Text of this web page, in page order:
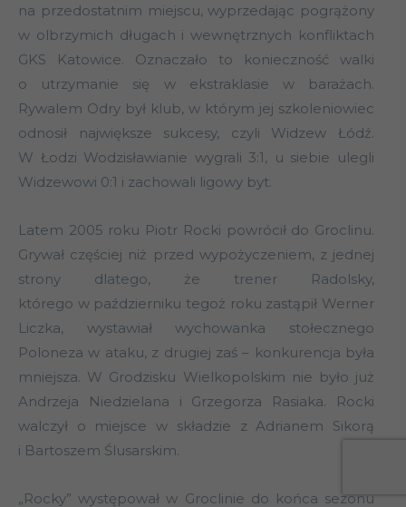
na przedostatnim miejscu, wyprzedając pogrążony
w olbrzymich długach i wewnętrznych konfliktach
GKS Katowice. Oznaczało to konieczność walki
o utrzymanie się w ekstraklasie w barażach.
Rywalem Odry był klub, w którym jej szkoleniowiec
odnosił największe sukcesy, czyli Widzew Łódź.
W Łodzi Wodzisławianie wygrali 3:1, u siebie ulegli
Widzewowi 0:1 i zachowali ligowy byt.
Latem 2005 roku Piotr Rocki powrócił do Groclinu.
Grywał częściej niż przed wypożyczeniem, z jednej
strony dlatego, że trener Radolsky,
którego w październiku tegoż roku zastąpił Werner
Liczka, wystawiał wychowanka stołecznego
Poloneza w ataku, z drugiej zaś – konkurencja była
mniejsza. W Grodzisku Wielkopolskim nie było już
Andrzeja Niedzielana i Grzegorza Rasiaka. Rocki
walczył o miejsce w składzie z Adrianem Sikorą
i Bartoszem Ślusarskim.
„Rocky” występował w Groclinie do końca sezonu